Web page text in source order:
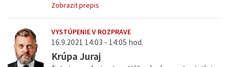
Zobrazit prepis
VYSTÚPENIE V ROZPRAVE
16.9.2021 14:03 - 14:05 hod.
Krúpa Juraj